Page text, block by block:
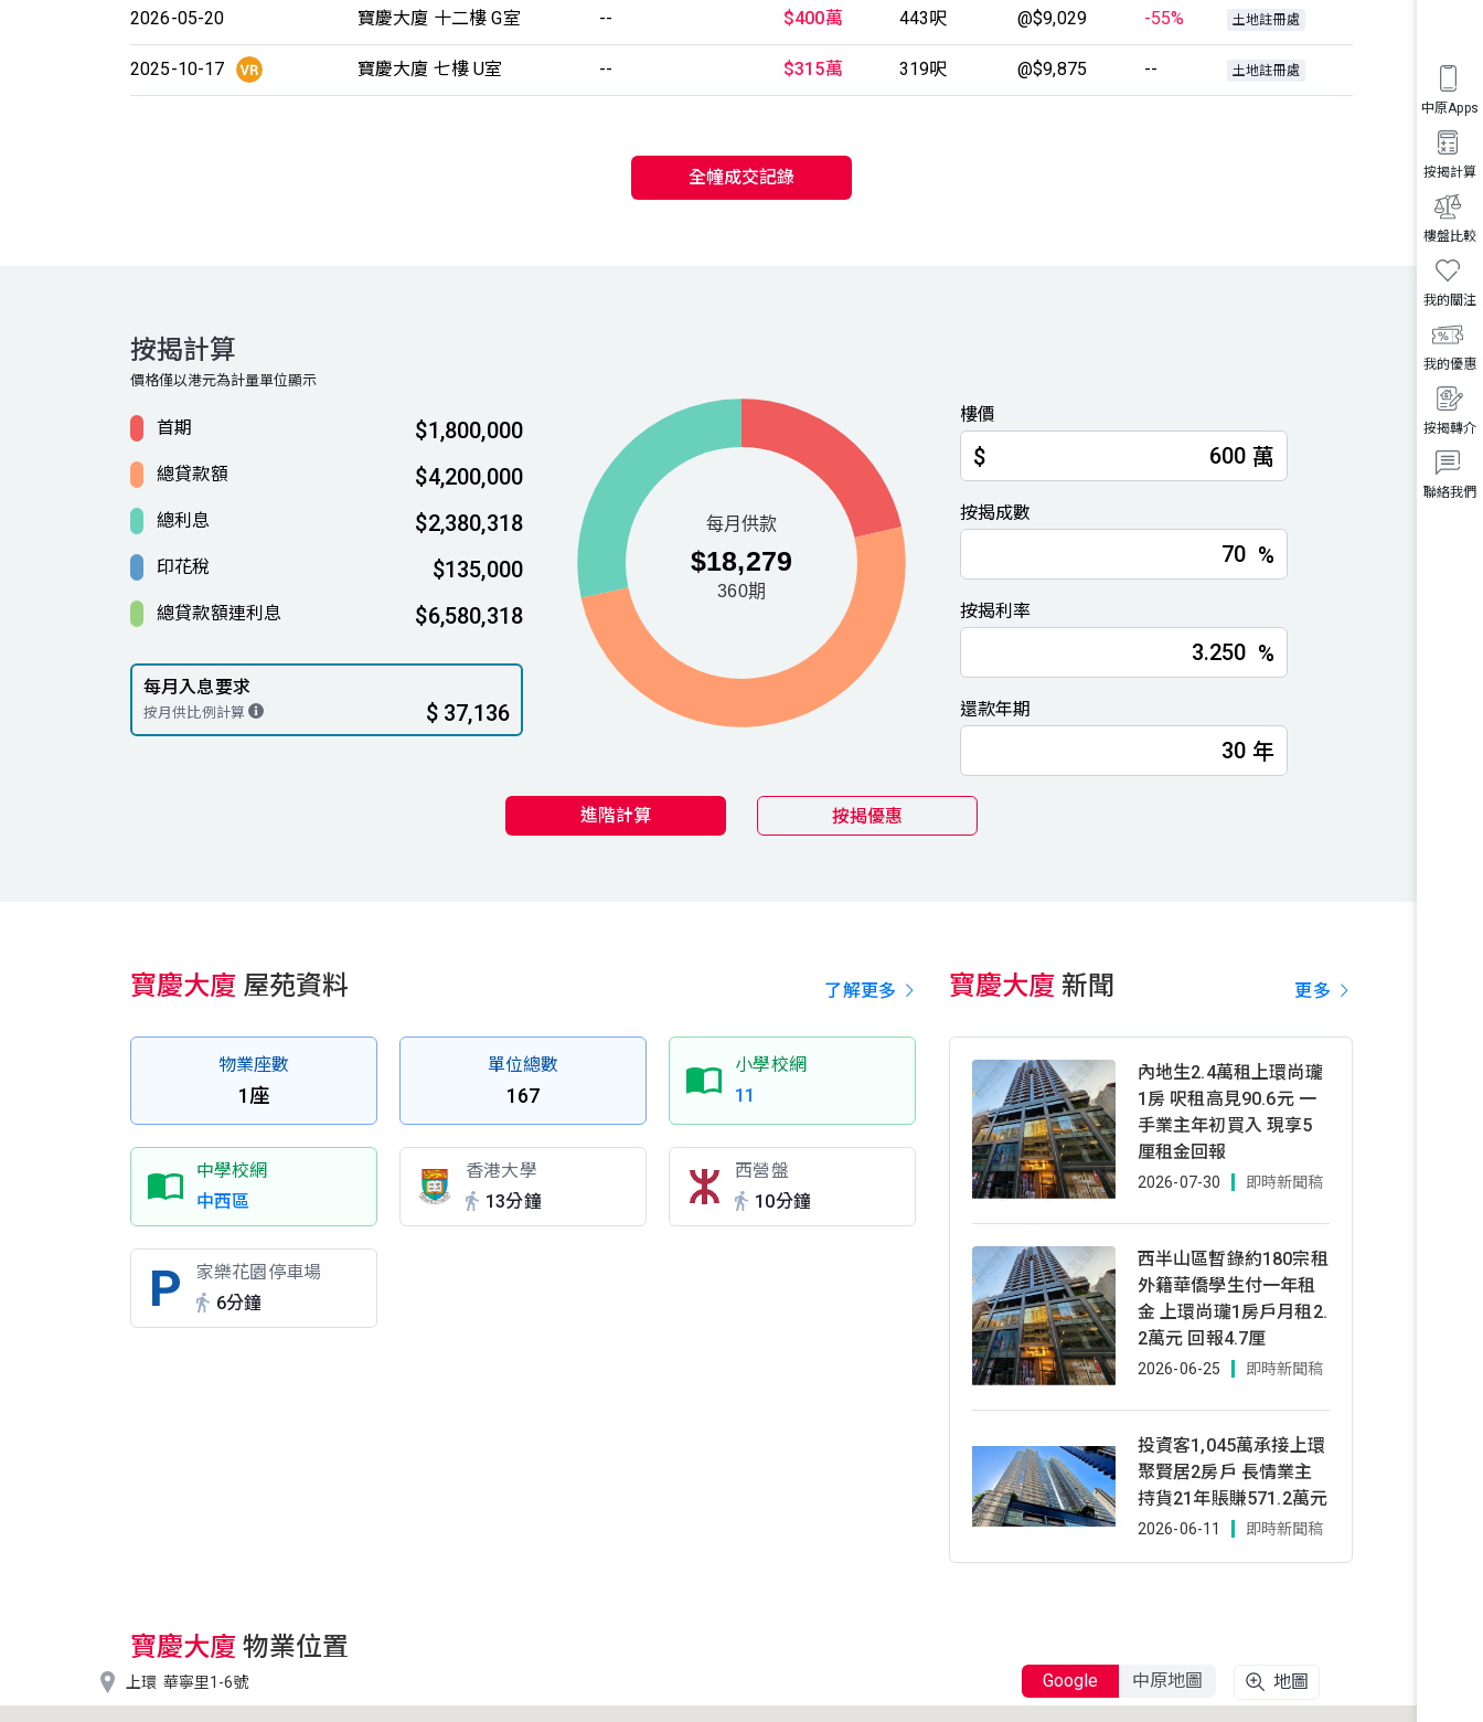
聯絡我們
按揭轉介
我的優惠
我的關注
樓盤比較
按揭計算
中原Apps
2026-05-20 寶慶大廈 十二樓 G室 -- $400萬 443呎 @$9,029 -55% 土地註冊處
2025-10-17 寶慶大廈 七樓 U室 -- $315萬 319呎 @$9,875 -- 土地註冊處
全幢成交記錄
按揭計算
價格僅以港元為計量單位顯示
首期 $1,800,000
總貸款額 $4,200,000
總利息 $2,380,318
印花稅 $135,000
總貸款額連利息 $6,580,318
每月入息要求
按月供比例計算 $ 37,136
樓價
$ 萬
按揭成數
%
按揭利率
%
還款年期
年
進階計算 按揭優惠
寶慶大廈 屋苑資料 了解更多
物業座數
1座
單位總數
167
小學校網
11
中學校網
中西區
香港大學
13分鐘
西營盤
10分鐘
家樂花園停車場
6分鐘
寶慶大廈 新聞 更多
內地生2.4萬租上環尚瓏
1房 呎租高見90.6元 一
手業主年初買入 現享5
厘租金回報
2026-07-30 即時新聞稿
西半山區暫錄約180宗租
外籍華僑學生付一年租
金 上環尚瓏1房戶月租2.
2萬元 回報4.7厘
2026-06-25 即時新聞稿
投資客1,045萬承接上環
聚賢居2房戶 長情業主
持貨21年賬賺571.2萬元
2026-06-11 即時新聞稿
寶慶大廈 物業位置
 上環 華寧里1-6號 Google 中原地圖 地圖